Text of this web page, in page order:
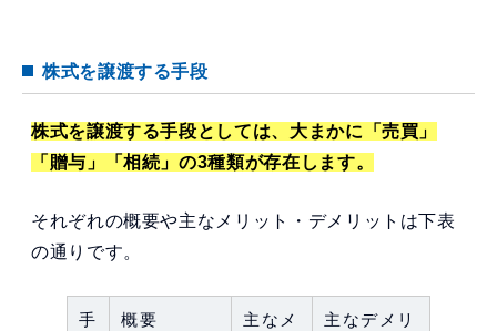
株式を譲渡する手段
株式を譲渡する手段としては、大まかに「売買」
「贈与」「相続」の3種類が存在します。
それぞれの概要や主なメリット・デメリットは下表
の通りです。
手
概要
主なメ
主なデメリ